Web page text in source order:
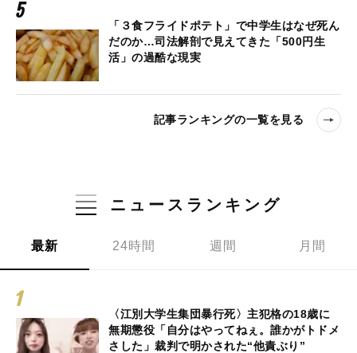
「３食フライドポテト」で中学生はなぜ死ん
だのか…司法解剖で見えてきた「500円生
活」の過酷な現実
記事ランキングの一覧を見る
ニュースランキング
最新 24時間 週間 月間
〈江別大学生集団暴行死〉主犯格の18歳に
無期懲役「自分はやってねぇ。誰かがトドメ
さした」裁判で明かされた“他責ぶり”